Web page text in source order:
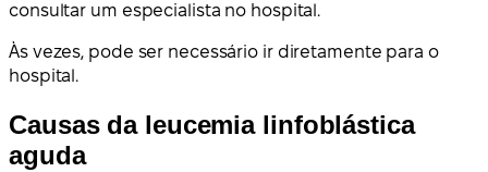
consultar um especialista no hospital.
Às vezes, pode ser necessário ir diretamente para o
hospital.
Causas da leucemia linfoblástica
aguda